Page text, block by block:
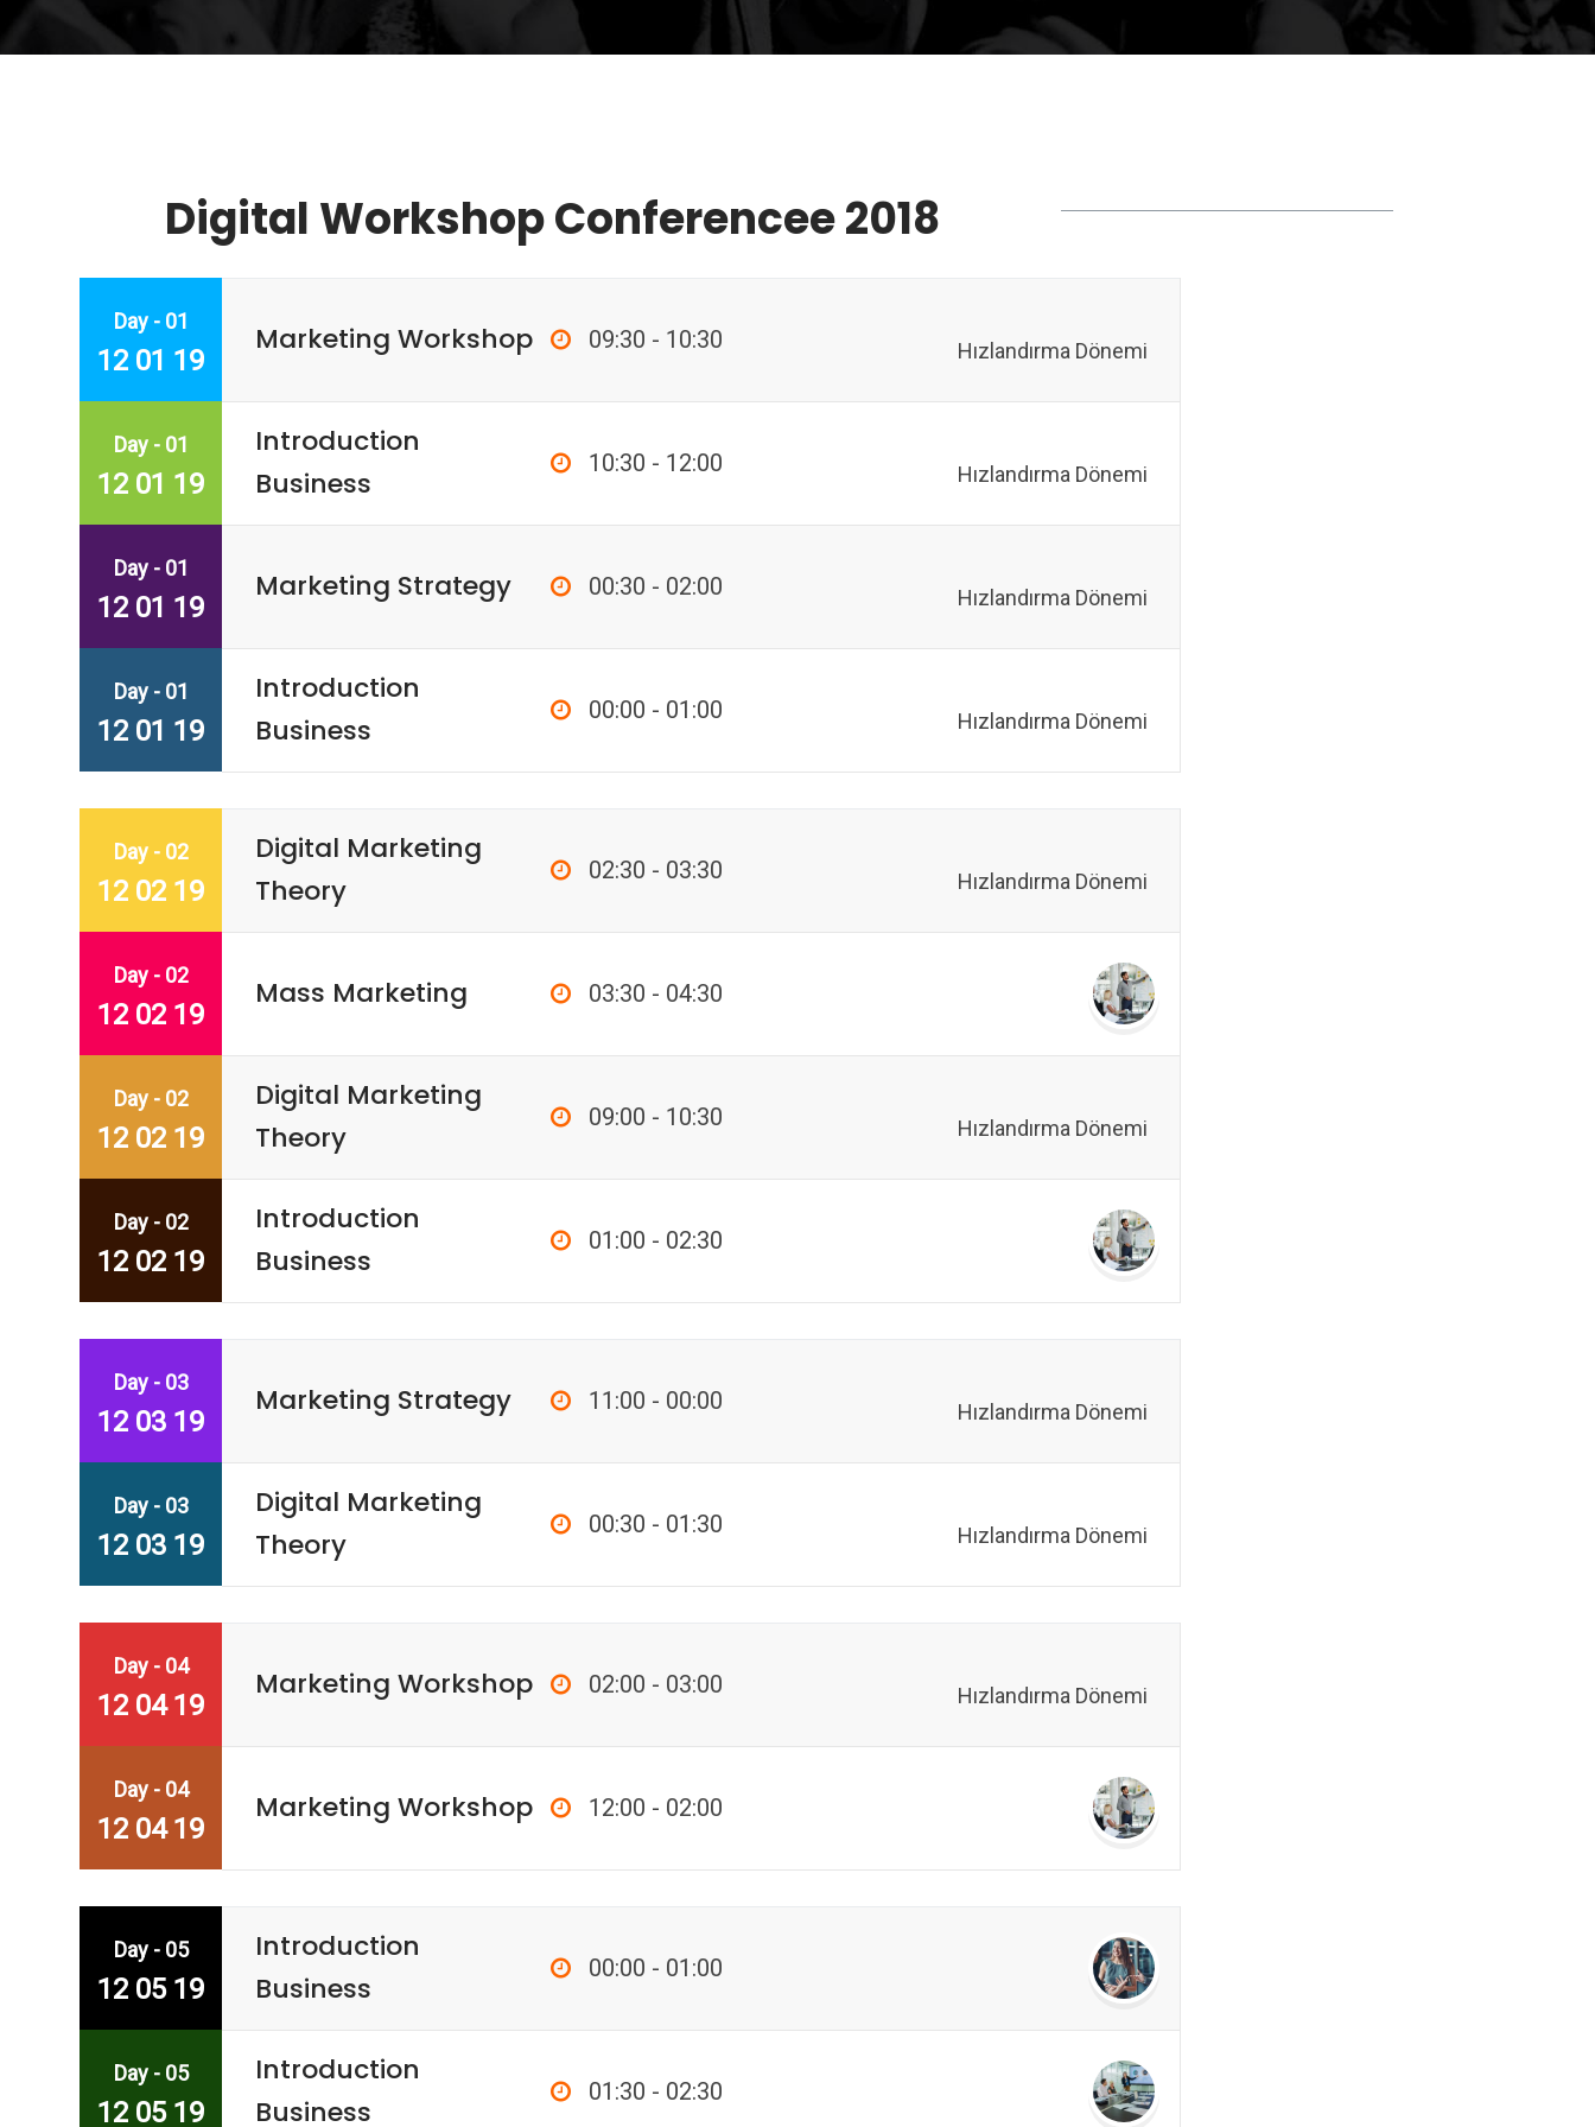
Digital Workshop Conferencee 2018
Day - 01
12 01 19
Marketing Workshop 09:30 - 10:30 Hızlandırma Dönemi
Day - 01
12 01 19
Introduction
Business
10:30 - 12:00 Hızlandırma Dönemi
Day - 01
12 01 19
Marketing Strategy 00:30 - 02:00 Hızlandırma Dönemi
Day - 01
12 01 19
Introduction
Business
00:00 - 01:00 Hızlandırma Dönemi
Day - 02
12 02 19
Digital Marketing
Theory
02:30 - 03:30 Hızlandırma Dönemi
Day - 02
12 02 19
Mass Marketing 03:30 - 04:30
Day - 02
12 02 19
Digital Marketing
Theory
09:00 - 10:30 Hızlandırma Dönemi
Day - 02
12 02 19
Introduction
Business
01:00 - 02:30
Day - 03
12 03 19
Marketing Strategy 11:00 - 00:00 Hızlandırma Dönemi
Day - 03
12 03 19
Digital Marketing
Theory
00:30 - 01:30 Hızlandırma Dönemi
Day - 04
12 04 19
Marketing Workshop 02:00 - 03:00 Hızlandırma Dönemi
Day - 04
12 04 19
Marketing Workshop 12:00 - 02:00
Day - 05
12 05 19
Introduction
Business
00:00 - 01:00
Day - 05
12 05 19
Introduction
Business
01:30 - 02:30